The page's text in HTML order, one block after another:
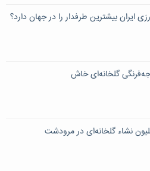
ایران بیشترین طرفدار را در جهان دارد؟